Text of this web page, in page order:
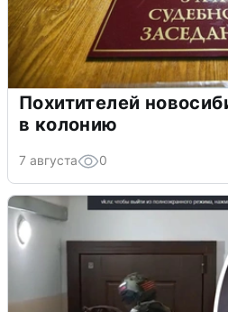
Похитителей
в колонию
7 августа 0